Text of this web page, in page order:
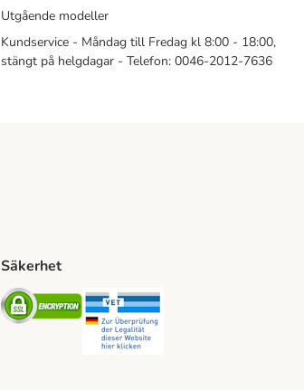
Utgående modeller
Kundservice - Måndag till Fredag kl 8:00 - 18:00,
stängt på helgdagar - Telefon: 0046-2012-7636
Säkerhet
Security